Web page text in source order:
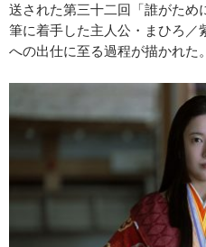
送された第三十二回「誰がため
筆に着手した主人公・まひろ／
への出仕に至る過程が描かれた。